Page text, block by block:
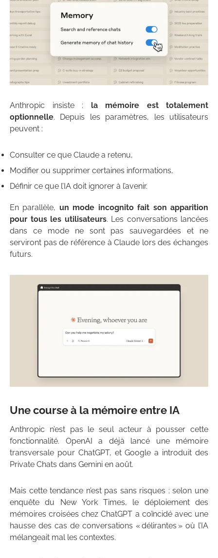
Anthropic insiste : la mémoire est totalement
optionnelle. Depuis les paramètres, les utilisateurs
peuvent :
Consulter ce que Claude a retenu,
Modifier ou supprimer certaines informations,
Définir ce que l’IA doit ignorer à l’avenir.
En parallèle, un mode incognito fait son apparition
pour tous les utilisateurs. Les conversations lancées
dans ce mode ne sont pas sauvegardées et ne
serviront pas de référence à Claude lors des échanges
futurs.
Une course à la mémoire entre IA
Anthropic n’est pas le seul acteur à pousser cette
fonctionnalité. OpenAI a déjà lancé une mémoire
transversale pour ChatGPT, et Google a introduit des
Private Chats dans Gemini en août.
Mais cette tendance n’est pas sans risques : selon une
enquête du New York Times, le déploiement des
mémoires croisées chez ChatGPT a coïncidé avec une
hausse des cas de conversations « délirantes » où l’IA
mélangeait mal les contextes.